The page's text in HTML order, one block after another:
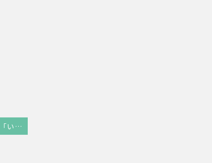
出張先のホテルで「いびき」が気になって眠れない方へ